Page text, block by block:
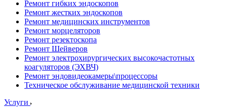
Ремонт гибких эндоскопов
Ремонт жестких эндоскопов
Ремонт медицинских инструментов
Ремонт морцеляторов
Ремонт резектоскопа
Ремонт Шейверов
Ремонт электрохирургических высокочастотных
коагуляторов (ЭХВЧ)
Ремонт эндовидеокамеры\процессоры
Техническое обслуживание медицинской техники
Услуги